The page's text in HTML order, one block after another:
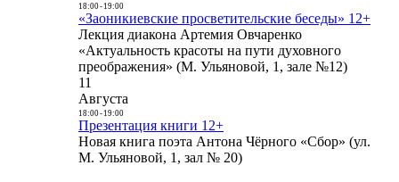
18:00- 19:00
«Заоникиевские просветительские беседы» 12+
Лекция диакона Артемия Овчаренко
«Актуальность красоты на пути духовного
преображения» (М. Ульяновой, 1, зале №12)
11
Августа
18:00- 19:00
Презентация книги 12+
Новая книга поэта Антона Чёрного «Сбор» (ул.
М. Ульяновой, 1, зал № 20)